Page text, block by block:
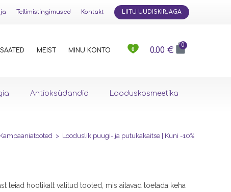
Tellimistingimused Kontakt LIITU UUDISKIRJAGA
SAATED MEIST MINU KONTO 0 0.00 €
0
Antioksüdandid Looduskosmeetika
Kampaaniatooted > Looduslik puugi- ja putukakaitse | Kuni -10%
leiad hoolikalt valitud tooted, mis aitavad toetada keha